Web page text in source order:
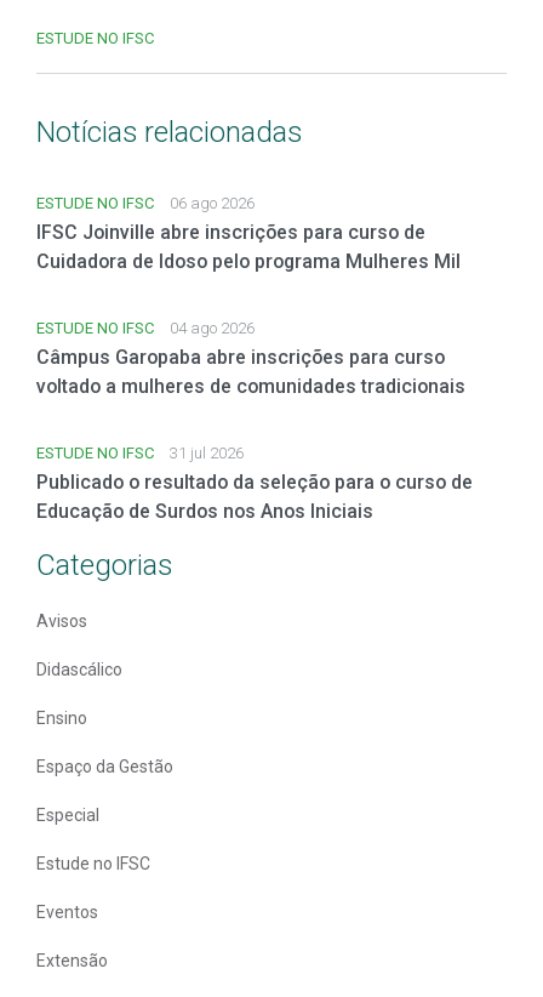
ESTUDE NO IFSC
Notícias relacionadas
ESTUDE NO IFSC 06 ago 2026
IFSC Joinville abre inscrições para curso de
Cuidadora de Idoso pelo programa Mulheres Mil
ESTUDE NO IFSC 04 ago 2026
Câmpus Garopaba abre inscrições para curso
voltado a mulheres de comunidades tradicionais
ESTUDE NO IFSC 31 jul 2026
Publicado o resultado da seleção para o curso de
Educação de Surdos nos Anos Iniciais
Categorias
Avisos
Didascálico
Ensino
Espaço da Gestão
Especial
Estude no IFSC
Eventos
Extensão